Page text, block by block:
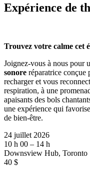
Expérience de
Trouvez votre calme cet
Joignez-vous à nous pour
sonore réparatrice conçue
recharger et vous
respiration, à une
apaisants des bols
une expérience qui
de bien-être.
24 juillet 2026
10 h 00 – 14 h
Downsview Hub, Toronto
40 $